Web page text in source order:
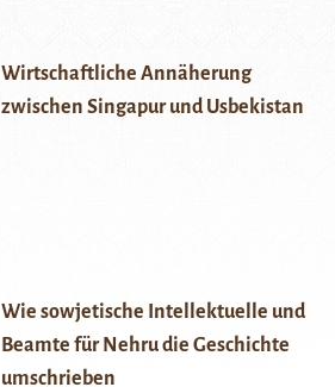
Wirtschaftliche Annäherung
zwischen Singapur und Usbekistan
Wie sowjetische Intellektuelle und
Beamte für Nehru die Geschichte
umschrieben